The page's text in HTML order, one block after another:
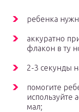
ребенка
аккуратно
флакон в ту
2-3 секунды
помогите
используйте
мал;